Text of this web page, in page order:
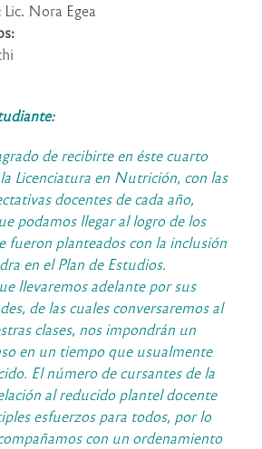
Lic. Nora Egea
de recibirte en éste cuarto
Licenciatura en Nutrición, con las
docentes de cada año,
podamos llegar al logro de los
fueron planteados con la inclusión
en el Plan de Estudios.
llevaremos adelante por sus
de las cuales conversaremos al
clases, nos impondrán un
en un tiempo que usualmente
El número de cursantes de la
al reducido plantel docente
esfuerzos para todos, por lo
con un ordenamiento